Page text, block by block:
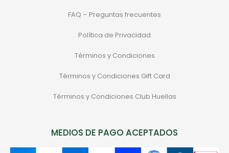
FAQ – Preguntas frecuentes
Política de Privacidad
Términos y Condiciones
Términos y Condiciones Gift Card
Términos y Condiciones Club Huellas
MEDIOS DE PAGO ACEPTADOS